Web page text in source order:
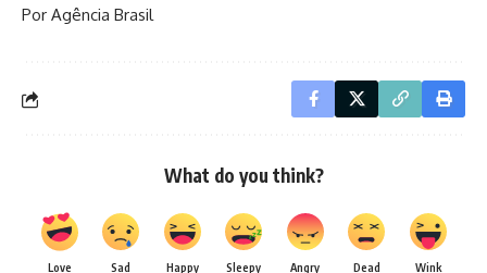
Por Agência Brasil
What do you think?
Love Sad Happy Sleepy Angry Dead Wink